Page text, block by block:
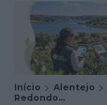
Início Alentejo
Redondo...